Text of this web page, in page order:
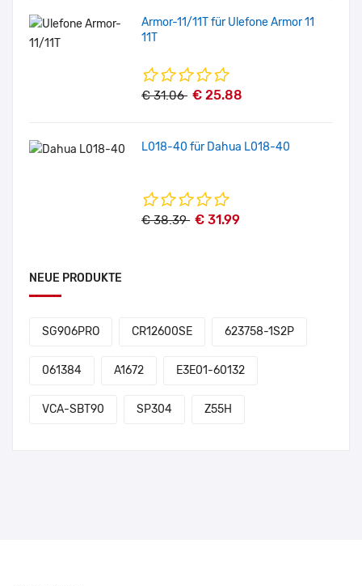
Armor-11/11T für Ulefone Armor 11
11T
€ 31.06 € 25.88
L018-40 für Dahua L018-40
€ 38.39 € 31.99
NEUE PRODUKTE
SG906PRO CR12600SE 623758-1S2P
061384 A1672 E3E01-60132
VCA-SBT90 SP304 Z55H